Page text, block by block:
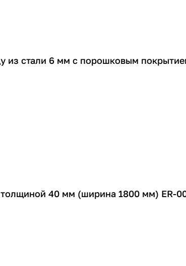
из стали 6 мм с порошковым
40 мм (ширина 1800 мм) ER-